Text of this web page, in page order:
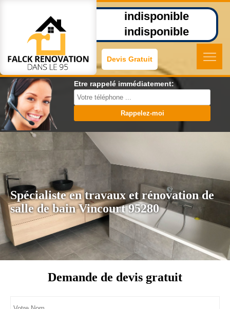
indisponible
indisponible
Devis Gratuit
Etre rappelé immédiatement:
Spécialiste en travaux et rénovation de
salle de bain Vincourt 95280
Demande de devis gratuit